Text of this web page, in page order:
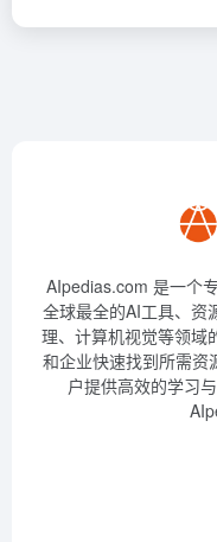
AIpedias.com 是一个
全球最全的AI工具、资
理、计算机视觉等领域
和企业快速找到所需资
户提供高效的学习